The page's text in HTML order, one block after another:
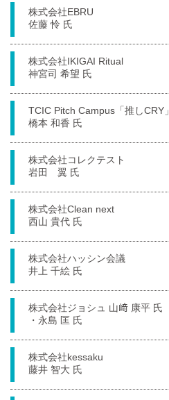
株式会社EBRU
佐藤 怜 氏
株式会社IKIGAI Ritual
神宮司 希望 氏
TCIC Pitch Campus「推しCRY」
橋本 和香 氏
株式会社コレクテスト
岩田 翼 氏
株式会社Clean next
西山 貴代 氏
株式会社ハッシン会議
井上 千絵 氏
株式会社ジョシュ 山﨑 康平 氏
・永島 匡 氏
株式会社kessaku
藤井 智大 氏